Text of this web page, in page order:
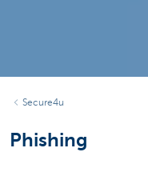
Secure4u
Phishing